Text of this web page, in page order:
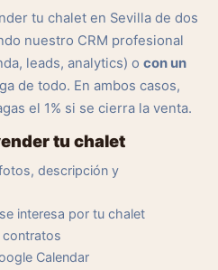
tu chalet en Sevilla de dos
nuestro CRM profesional
leads, analytics) o con un
de todo. En ambos casos,
el 1% si se cierra la venta.
tu chalet
descripción y
interesa por tu chalet
contratos
Calendar